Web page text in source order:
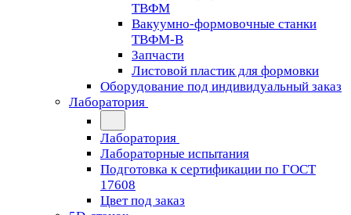
ТВФМ
Вакуумно-формовочные станки
ТВФМ-В
Запчасти
Листовой пластик для формовки
Оборудование под индивидуальный заказ
Лаборатория
Лаборатория
Лабораторные испытания
Подготовка к сертификации по ГОСТ
17608
Цвет под заказ